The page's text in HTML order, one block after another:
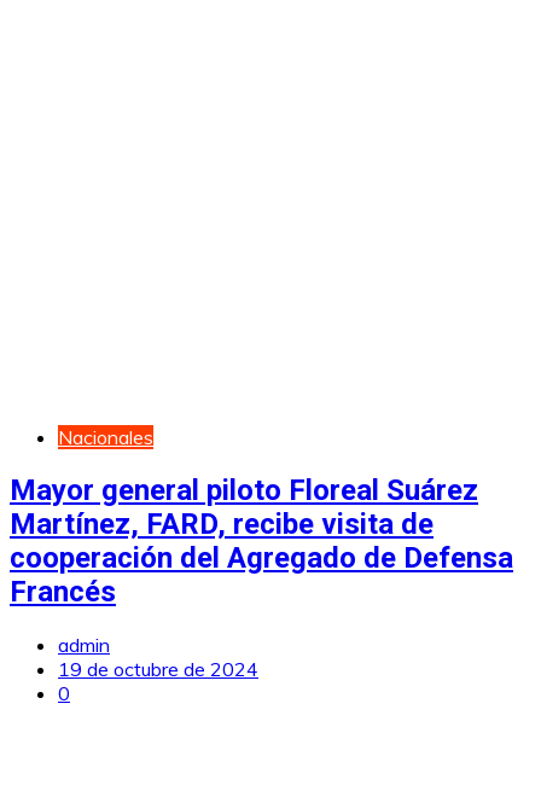
Nacionales
Mayor general piloto Floreal Suárez
Martínez, FARD, recibe visita de
cooperación del Agregado de Defensa
Francés
admin
19 de octubre de 2024
0